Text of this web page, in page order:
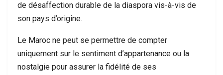
de désaffection durable de la diaspora vis-à-vis de
son pays d’origine.
Le Maroc ne peut se permettre de compter
uniquement sur le sentiment d’appartenance ou la
nostalgie pour assurer la fidélité de ses